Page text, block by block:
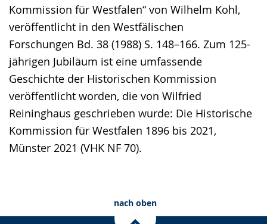
Kommission für Westfalen“ von Wilhelm Kohl,
veröffentlicht in den Westfälischen
Forschungen Bd. 38 (1988) S. 148–166. Zum 125-
jährigen Jubiläum ist eine umfassende
Geschichte der Historischen Kommission
veröffentlicht worden, die von Wilfried
Reininghaus geschrieben wurde: Die Historische
Kommission für Westfalen 1896 bis 2021,
Münster 2021 (VHK NF 70).
nach oben